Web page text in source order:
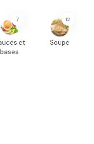
7
et
bases
12
Soupe